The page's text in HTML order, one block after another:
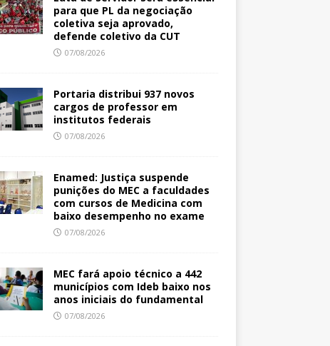
para que PL da negociação
coletiva seja aprovado,
defende coletivo da CUT
07/08/2026
Portaria distribui 937 novos
cargos de professor em
institutos federais
07/08/2026
Enamed: Justiça suspende
punições do MEC a faculdades
com cursos de Medicina com
baixo desempenho no exame
07/08/2026
MEC fará apoio técnico a 442
municípios com Ideb baixo nos
anos iniciais do fundamental
07/08/2026